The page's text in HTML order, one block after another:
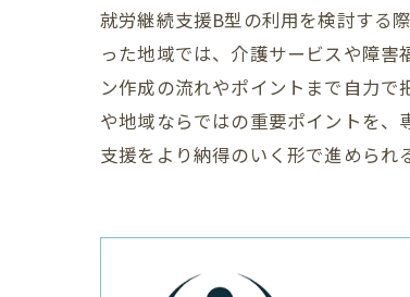
就労継続支援B型の利用を検討する
った地域では、介護サービスや障
ン作成の流れやポイントまで自力
や地域ならではの重要ポイントを
支援をより納得のいく形で進められ